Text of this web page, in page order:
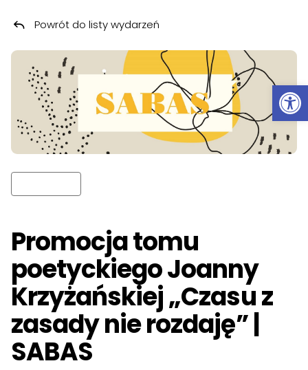
Przeskocz do treści
Promocja tomu
poetyckiego Joanny
Krzyżańskiej „Czasu z
zasady nie rozdaję” |
SABAS
Powrót do listy wydarzeń